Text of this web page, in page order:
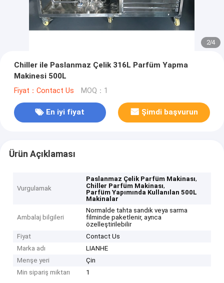
2/4
Chiller ile Paslanmaz Çelik 316L Parfüm Yapma
Makinesi 500L
Fiyat：Contact Us MOQ：1
En iyi fiyat Şimdi başvurun
Ürün Açıklaması
Vurgulamak
Paslanmaz Çelik Parfüm Makinası,
Chiller Parfüm Makinası,
Parfüm Yapımında Kullanılan 500L
Makinalar
Ambalaj bilgileri
Normalde tahta sandık veya sarma
filminde paketlenir, ayrıca
özelleştirilebilir
Fiyat
Contact Us
Marka adı
LIANHE
Menşe yeri
Çin
Min sipariş miktarı
1